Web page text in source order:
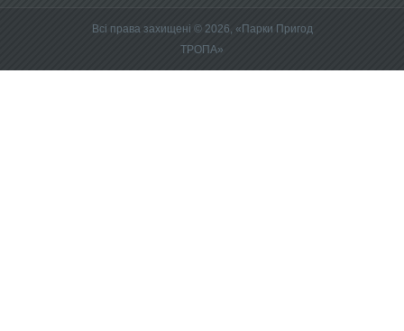
Всі права захищені © 2026, «Парки Пригод
ТРОПА»